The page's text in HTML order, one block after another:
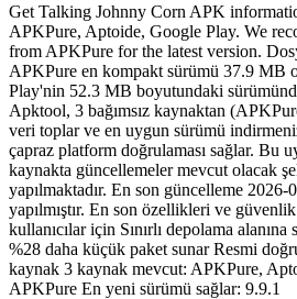
Get Talking Johnny Corn APK
APKPure, Aptoide, Google Play. We
from APKPure for the latest version.
APKPure en kompakt sürümü 37.9 MB
Play'nin 52.3 MB boyutundaki
Apktool, 3 bağımsız kaynaktan
veri toplar ve en uygun sürümü
çapraz platform doğrulaması sağlar. Bu
kaynakta güncellemeler mevcut olacak
yapılmaktadır. En son güncelleme
yapılmıştır. En son özellikleri ve
kullanıcılar için Sınırlı depolama
%28 daha küçük paket sunar Resmi
kaynak 3 kaynak mevcut: APKPure,
APKPure En yeni sürümü sağlar: 9.9.1